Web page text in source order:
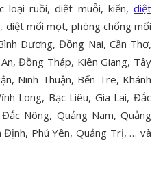
loại ruồi, diệt muỗi, kiến, diệt
diệt mối mọt, phòng chống mối
Dương, Đồng Nai, Cần Thơ,
Đồng Tháp, Kiên Giang, Tây
Ninh Thuận, Bến Tre, Khánh
Long, Bạc Liêu, Gia Lai, Đắc
Nông, Quảng Nam, Quảng
Định, Phú Yên, Quảng Trị, … và